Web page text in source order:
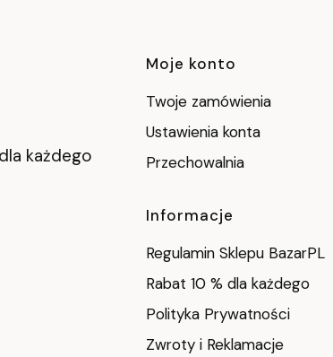
każdego
Linki w
Moje konto
Twoje zamówienia
Ustawienia konta
Przechowalnia
Informacje
Regulamin Sklepu BazarPL
Rabat 10 % dla każdego
Polityka Prywatności
Zwroty i Reklamacje